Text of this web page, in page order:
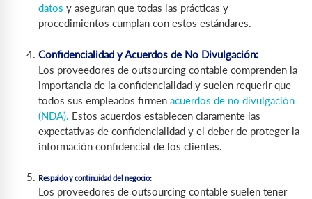
datos y aseguran que todas las prácticas y
procedimientos cumplan con estos estándares.
Confidencialidad y Acuerdos de No Divulgación:
Los proveedores de outsourcing contable comprenden la
importancia de la confidencialidad y suelen requerir que
todos sus empleados firmen acuerdos de no divulgación
(NDA). Estos acuerdos establecen claramente las
expectativas de confidencialidad y el deber de proteger la
información confidencial de los clientes.
Respaldo y continuidad del negocio:
Los proveedores de outsourcing contable suelen tener